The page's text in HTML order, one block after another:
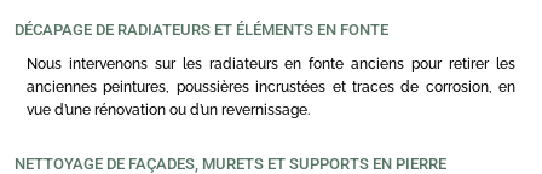
DÉCAPAGE DE RADIATEURS ET ÉLÉMENTS EN FONTE
Nous intervenons sur les radiateurs en fonte anciens pour retirer les
anciennes peintures, poussières incrustées et traces de corrosion, en
vue d’une rénovation ou d’un revernissage.
NETTOYAGE DE FAÇADES, MURETS ET SUPPORTS EN PIERRE